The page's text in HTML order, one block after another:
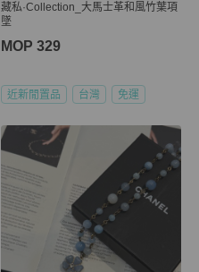
藏私·Collection_大馬士革和風竹葉項
墜
MOP 329
近新閒置品 台灣 免運